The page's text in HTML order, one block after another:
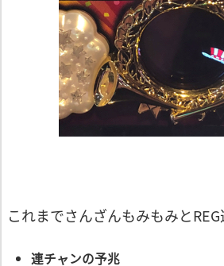
これまでさんざんもみもみと
連チャンの予兆